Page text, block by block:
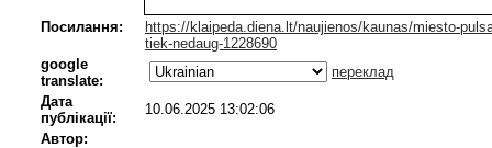
Посилання:
https://klaipeda.diena.lt/naujienos/kaunas/miesto-
tiek-nedaug-1228690
google
translate:
переклад
Дата
публікації:
10.06.2025 13:02:06
Автор: